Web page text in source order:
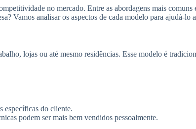
no mercado. Entre as abordagens mais comuns
Vamos analisar os aspectos de cada modelo para ajudá-lo
lojas ou até mesmo residências. Esse modelo é
específicas do cliente.
podem ser mais bem vendidos pessoalmente.